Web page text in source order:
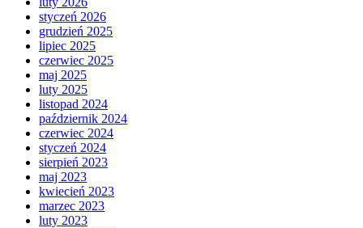
styczeń 2026
grudzień 2025
lipiec 2025
czerwiec 2025
maj 2025
luty 2025
listopad 2024
październik 2024
czerwiec 2024
styczeń 2024
sierpień 2023
maj 2023
kwiecień 2023
marzec 2023
luty 2023